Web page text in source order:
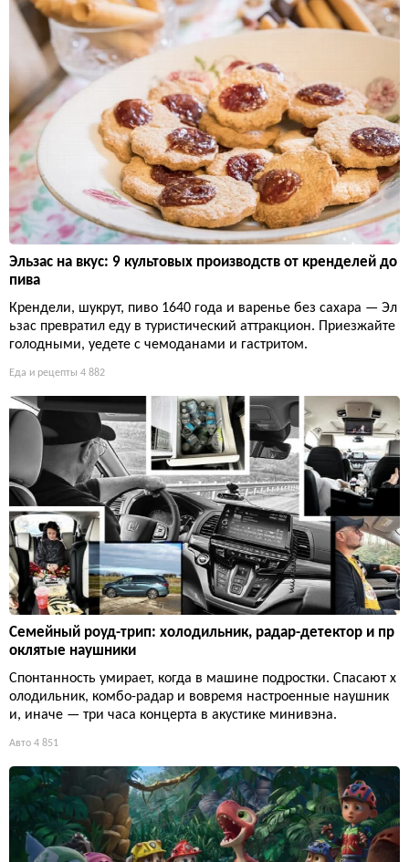
Эльзас на вкус: 9 культовых производств от кренделей до
пива
Крендели, шукрут, пиво 1640 года и варенье без сахара — Эл
ьзас превратил еду в туристический аттракцион. Приезжайте
голодными, уедете с чемоданами и гастритом.
Еда и рецепты 4 882
Семейный роуд-трип: холодильник, радар-детектор и пр
оклятые наушники
Спонтанность умирает, когда в машине подростки. Спасают х
олодильник, комбо-радар и вовремя настроенные наушник
и, иначе — три часа концерта в акустике минивэна.
Авто 4 851